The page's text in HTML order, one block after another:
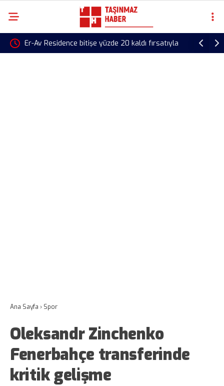
fırsatıyla Aktez Nefes satılık daire fiyatları
Ana Sayfa › Spor
Oleksandr Zinchenko
Fenerbahçe transferinde
kritik gelişme